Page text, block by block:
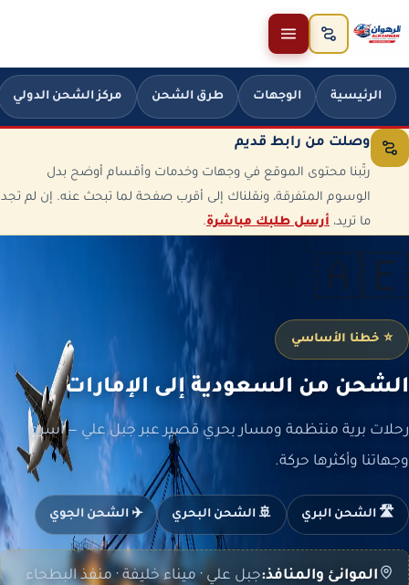
تخطَّ إلى المحتوى
الرئيسية الوجهات طرق الشحن مركز الشحن الدولي
وصلت من رابط قديم
رتّبنا محتوى الموقع في وجهات وخدمات وأقسام أوضح بدل
الوسوم المتفرقة، ونقلناك إلى أقرب صفحة لما تبحث عنه. إن لم تجد
ما تريد، أرسل طلبك مباشرة.
🇦🇪
⭐ خطنا الأساسي
الشحن من السعودية إلى الإمارات
رحلات برية منتظمة ومسار بحري قصير عبر جبل علي — أسرع
وجهاتنا وأكثرها حركة.
🛣️ الشحن البري 🚢 الشحن البحري ✈️ الشحن الجوي
الموانئ والمنافذ:جبل علي · ميناء خليفة · منفذ البطحاء